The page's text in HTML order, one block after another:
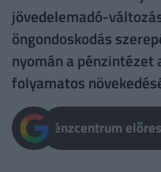
jövedelemadó-
öngondoskodás
nyomán a pénzintézet
folyamatos
Pénzcentrum